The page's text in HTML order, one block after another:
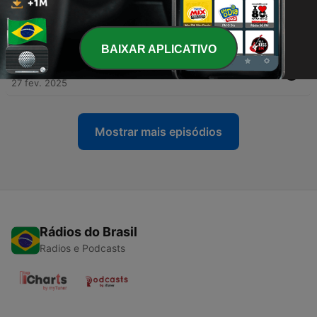
124 - LA PUERTA “The gate” película de Terror Juvenil
Y Portales Infernales / FlashBack
27 fev. 2025
123 - JURASSIC PARK (1993) / FlashBack
27 fev. 2025
Mostrar mais episódios
Rádios do Brasil
Radios e Podcasts
BAIXAR APLICATIVO